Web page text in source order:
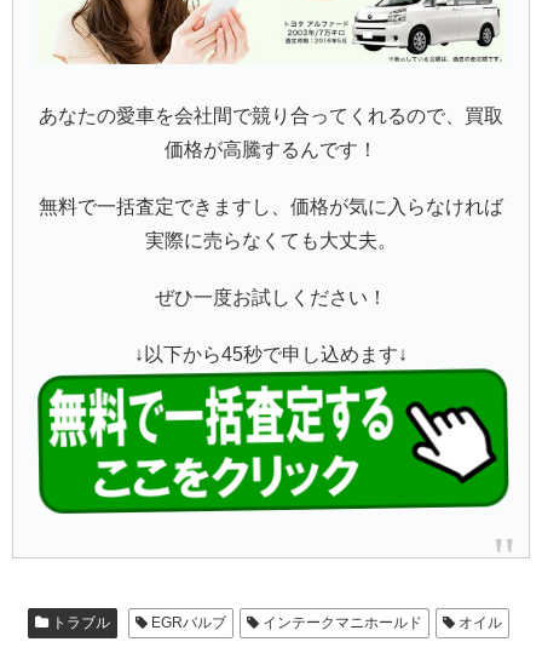
あなたの愛車を会社間で競り合ってくれるので、買取
価格が高騰するんです！
無料で一括査定できますし、価格が気に入らなければ
実際に売らなくても大丈夫。
ぜひ一度お試しください！
↓以下から45秒で申し込めます↓
トラブル EGRバルブ インテークマニホールド オイル